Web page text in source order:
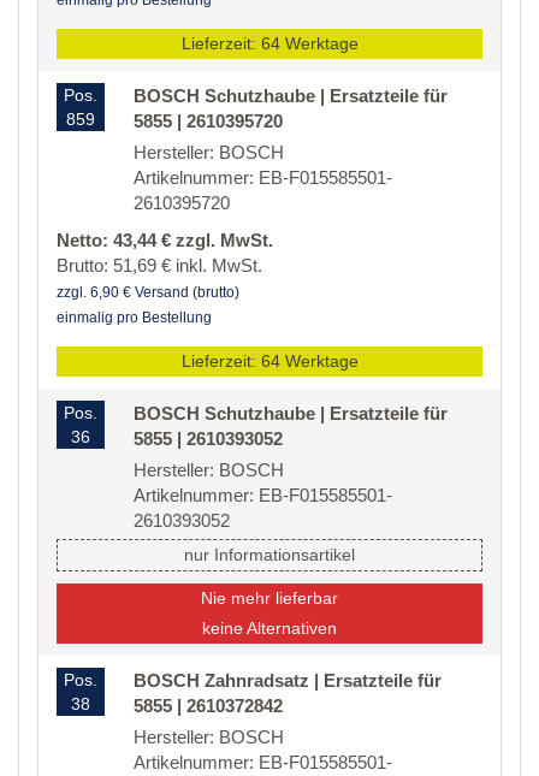
Lieferzeit: 64 Werktage
Pos.
859
BOSCH Schutzhaube | Ersatzteile für
5855 | 2610395720
Hersteller: BOSCH
Artikelnummer: EB-F015585501-
2610395720
Netto: 43,44 € zzgl. MwSt.
Brutto: 51,69 € inkl. MwSt.
zzgl. 6,90 € Versand (brutto)
einmalig pro Bestellung
Lieferzeit: 64 Werktage
Pos.
36
BOSCH Schutzhaube | Ersatzteile für
5855 | 2610393052
Hersteller: BOSCH
Artikelnummer: EB-F015585501-
2610393052
nur Informationsartikel
Nie mehr lieferbar
keine Alternativen
Pos.
38
BOSCH Zahnradsatz | Ersatzteile für
5855 | 2610372842
Hersteller: BOSCH
Artikelnummer: EB-F015585501-